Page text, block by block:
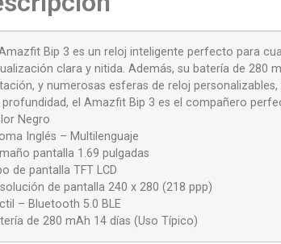
Bip 3 es un reloj inteligente perfecto para
clara y nitida. Además, su batería de 280
y numerosas esferas de reloj
profundidad, el Amazfit Bip 3 es el compañero
Negro
Inglés – Multilenguaje
pantalla 1.69 pulgadas
de pantalla TFT LCD
de pantalla 240 x 280 (218 ppp)
– Bluetooth 5.0 BLE
de 280 mAh 14 días (Uso Típico)